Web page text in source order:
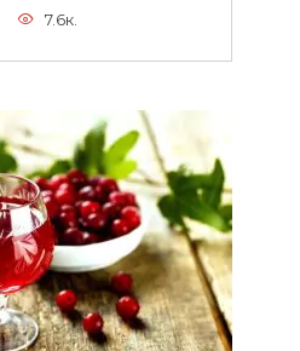
7.6к.